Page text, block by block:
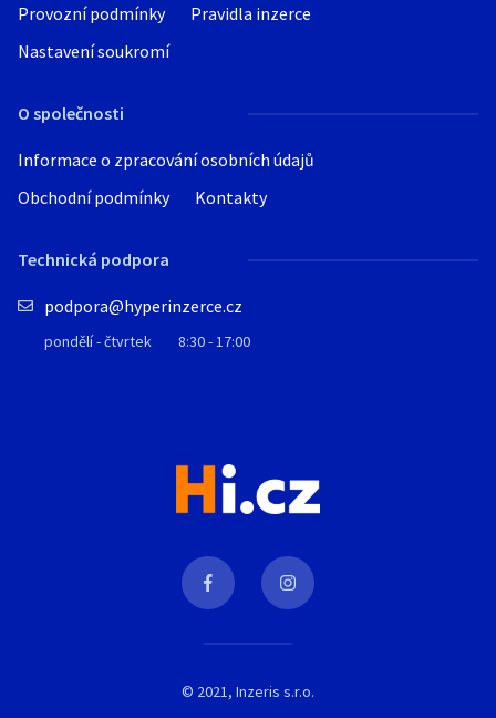
Provozní podmínky
Pravidla inzerce
Nastavení soukromí
O společnosti
Informace o zpracování osobních údajů
Obchodní podmínky
Kontakty
Technická podpora
podpora@hyperinzerce.cz
pondělí - čtvrtek 8:30 - 17:00
© 2021, Inzeris s.r.o.